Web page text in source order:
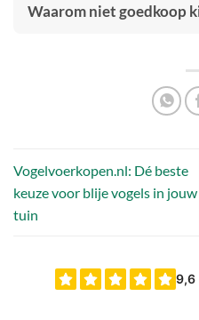
Waarom niet goedkoop
Vogelvoerkopen.nl: Dé beste
keuze voor blije vogels in jouw
tuin